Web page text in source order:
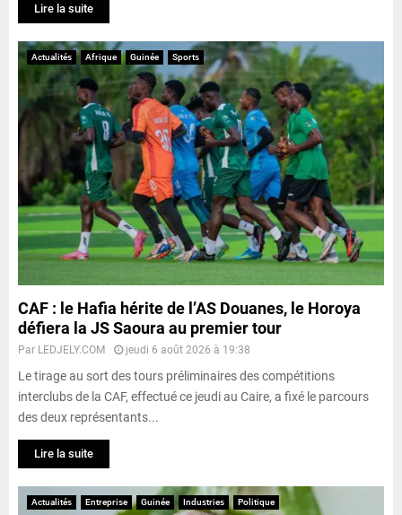
Lire la suite
Actualités Afrique Guinée Sports
CAF : le Hafia hérite de l’AS Douanes, le Horoya
défiera la JS Saoura au premier tour
Par LEDJELY.COM jeudi 6 août 2026 à 19:38
Le tirage au sort des tours préliminaires des compétitions
interclubs de la CAF, effectué ce jeudi au Caire, a fixé le parcours
des deux représentants...
Lire la suite
Actualités Entreprise Guinée Industries Politique